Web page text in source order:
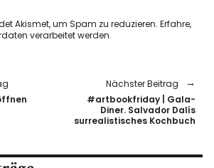
Akismet, um Spam zu reduzieren.Erfahre,
verarbeitet werden.
Nächster Beitrag
#artbookfriday | Gala-
Diner. Salvador Dalís
surrealistisches Kochbuch